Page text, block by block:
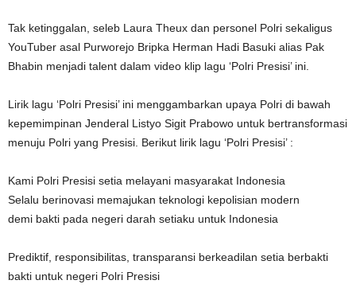
Tak ketinggalan, seleb Laura Theux dan personel Polri sekaligus
YouTuber asal Purworejo Bripka Herman Hadi Basuki alias Pak
Bhabin menjadi talent dalam video klip lagu ‘Polri Presisi’ ini.
Lirik lagu ‘Polri Presisi’ ini menggambarkan upaya Polri di bawah
kepemimpinan Jenderal Listyo Sigit Prabowo untuk bertransformasi
menuju Polri yang Presisi. Berikut lirik lagu ‘Polri Presisi’ :
Kami Polri Presisi setia melayani masyarakat Indonesia
Selalu berinovasi memajukan teknologi kepolisian modern
demi bakti pada negeri darah setiaku untuk Indonesia
Prediktif, responsibilitas, transparansi berkeadilan setia berbakti
bakti untuk negeri Polri Presisi